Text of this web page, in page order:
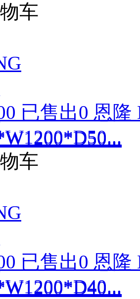
车
已售出0 恩隆
车
已售出0 恩隆